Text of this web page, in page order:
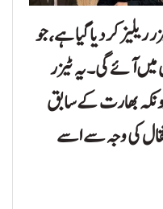
ریلیز کر دیا گیا ہے، جو
میں آئے گی۔ یہ ٹیزر
بھارت کے سابق
کی وجہ سے اسے